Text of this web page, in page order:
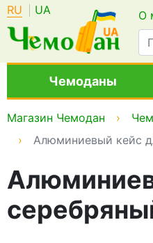
RU UA О
Чемоданы
Магазин Чемодан
Алюминиевый кейс